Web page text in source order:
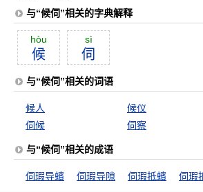
与“候伺”相关的字典解释
hòu
候
sì
伺
与“候伺”相关的词语
候人 候仪
伺候
伺察
与“候伺”相关的成语
伺瑕导蠙 伺瑕导隙 伺瑕抵蠙 伺瑕